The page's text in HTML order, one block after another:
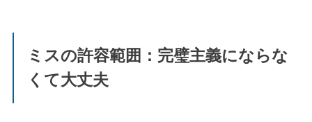
ミスの許容範囲：完璧主義にならな
くて大丈夫